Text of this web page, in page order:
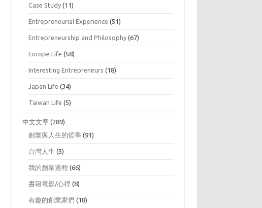
Case Study (11)
Entrepreneurial Experience (51)
Entrepreneurship and Philosophy (67)
Europe Life (58)
Interesting Entrepreneurs (18)
Japan Life (34)
Taiwan Life (5)
中文文章 (289)
創業與人生的哲學 (91)
台灣人生 (5)
我的創業過程 (66)
書籍電影/心得 (8)
有趣的創業家們 (18)